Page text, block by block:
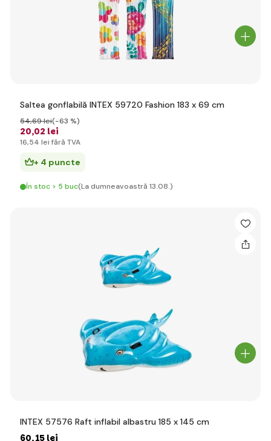
Saltea gonflabilă INTEX 59720 Fashion 183 x 69 cm
20,02 lei
54,69 lei(-63 %)
16,54 lei fără TVA
+ 4 puncte
În stoc > 5 buc(La dumneavoastră 13.08.)
INTEX 57576 Raft inflabil albastru 185 x 145 cm
60,15 lei